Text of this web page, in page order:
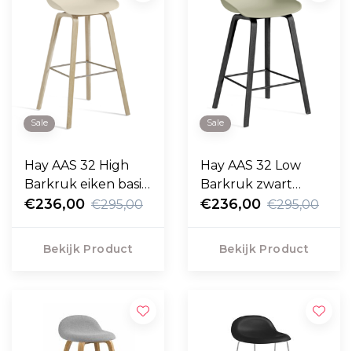
Sale
Hay AAS 32 High
Barkruk eiken basis
75cm
€236,00 €295,00
Bekijk Product
Sale
Hay AAS 32 Low
Barkruk zwart
eiken basis 65cm
€236,00 €295,00
Bekijk Product